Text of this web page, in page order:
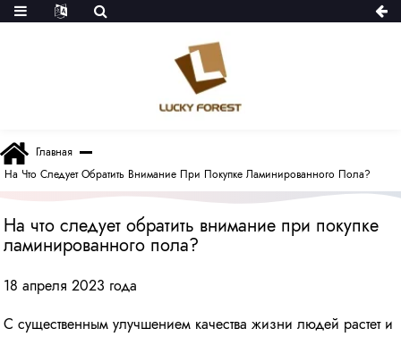
Главная
На Что Следует Обратить Внимание При Покупке Ламинированного Пола?
На что следует обратить внимание при покупке
ламинированного пола?
18 апреля 2023 года
С существенным улучшением качества жизни людей растет и